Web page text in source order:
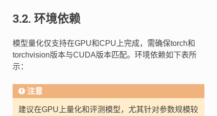
3.2. 环境依赖
模型量化仅支持在GPU和CPU上完成，需确保torch和
torchvision版本与CUDA版本匹配。环境依赖如下表所
示：
注意
建议在GPU上量化和评测模型，尤其针对参数规模较